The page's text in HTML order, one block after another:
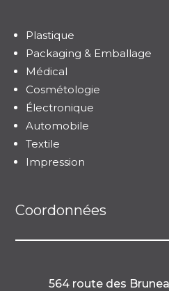
Plastique
Packaging & Emballage
Médical
Cosmétologie
Électronique
Automobile
Textile
Impression
Coordonnées
564 route des